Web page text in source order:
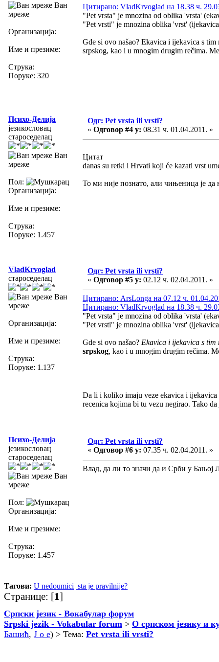
Ван
мреже
Организација:
Име и презиме:
Струка:
Поруке: 320
Цитирано: VladKrvoglad на 18.38 ч.
"Pet vrsta" je mnozina od oblika 'vrsta'
"Pet vrsti" je mnozina oblika 'vrst'
Gde si ovo našao? Ekavica i ijekavica s
srpskog, kao i u mnogim drugim rečima.
Психо-Делија
језикословац
староседелац
Ван
мреже
Пол:
Организација:
Име и презиме:
Струка:
Поруке: 1.457
Одг: Pet vrsta ili vrsti?
« Одговор #4 у: 08.31 ч. 01.04.2011. »
Цитат
danas su retki i Hrvati koji će kazati vrst
То ми није познато, али чињеница је
VladKrvoglad
староседелац
Ван
мреже
Организација:
Име и презиме:
Струка:
Поруке: 1.137
Одг: Pet vrsta ili vrsti?
« Одговор #5 у: 02.12 ч. 02.04.2011. »
Цитирано: ArsLonga на 07.12 ч.
Цитирано: VladKrvoglad на 18.38 ч.
"Pet vrsta" je mnozina od oblika 'vrsta'
"Pet vrsti" je mnozina oblika 'vrst'
Gde si ovo našao? Ekavica i ijekavica s tim
srpskog, kao i u mnogim drugim rečima.
Da li i koliko imaju veze ekavica i
recenica kojima bi tu vezu negirao. Tako
Психо-Делија
језикословац
староседелац
Ван
мреже
Пол:
Организација:
Име и презиме:
Струка:
Поруке: 1.457
Одг: Pet vrsta ili vrsti?
« Одговор #6 у: 07.35 ч. 02.04.2011. »
Влад, да ли то значи да и Срби у
Тагови: U nedoumici sta je pravilnije?
Странице: [1]
Српски језик - Вокабулар форум
Srpski jezik - Vokabular forum > О српском језику и
Башић, J o e) > Тема: Pet vrsta ili vrsti?